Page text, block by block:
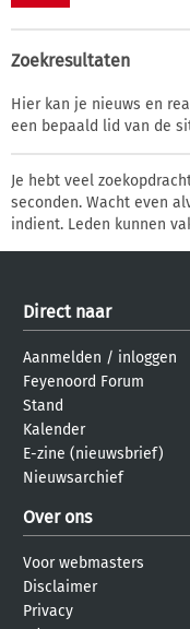
Zoekresultaten
Hier kan je nieuws en
een bepaald lid van de
Je hebt veel
seconden. Wacht even
indient. Leden kunnen
Direct naar
Aanmelden / inloggen
Feyenoord Forum
Stand
Kalender
E-zine (nieuwsbrief)
Nieuwsarchief
Over ons
Voor webmasters
Disclaimer
Privacy